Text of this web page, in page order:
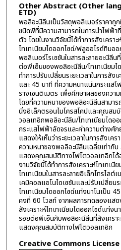
Other Abstract (Other
ETD)
พอลิอะนีลีนเป็นวัสดุพอลิเมอร์ราคา
ชนิดพีที่มีความสามารถในการนำไฟฟ้
ตัว โดยในงานวิจัยนี้ได้ทำการสังเคร
ไทเทเนียมไดออกไซด์/ฟลูออไรด์ทินอ
พอลิเมอร์ไรเซชันในสารละลายอะนีลี
ต่อพีเอ็นของพอลิอะนีลีน/ไทเทเนียมไ
ทำการปรับเปลี่ยนระยะเวลาในการสั
และ 45 นาที ที่ความหนาแน่นกระแส
รางเซนติเมตร เพื่อศึกษาผลของคว
โดยที่ความหนาของพอลิอะนีลีนสามา
นิ่งอิเล็กตรอนไมโครสโคปและคุณสม
วอลเทอิกพอลิอะนีลีน/ไทเทเนียมไดอ
กระแสไฟฟ้าลัดจรและค่าความต่างศั
แสดงให้เห็นว่าระยะเวลาในการสังเค
ความหนาของพอลิอะนีลีนเฉลี่ยเท่ากับ
แสดงคุณสมบัติทางโฟโตวอลเทอิกไ
งานวิจัยนี้ได้ทำการสังเคราะห์ไทเทเ
ไทเทเนียมในสารละลายอิเล็กโทรไลต์
เคมิคอลแอโนไดเซชันและปรับเปลี่ยนร
ไทเทเนียมไดออกไซด์แท่งนาโนเป็น
คงที่ 60 โวลท์ จากผลการทดลองแสดง
สังเคราะห์ไทเทเนียมไดออกไซด์แท่ง
รอยต่อพีเอ็นกับพอลิอะนีลีนที่สังเคราะ
แสดงคุณสมบัติทางโฟโตวอลเทอิก
Creative Commons License